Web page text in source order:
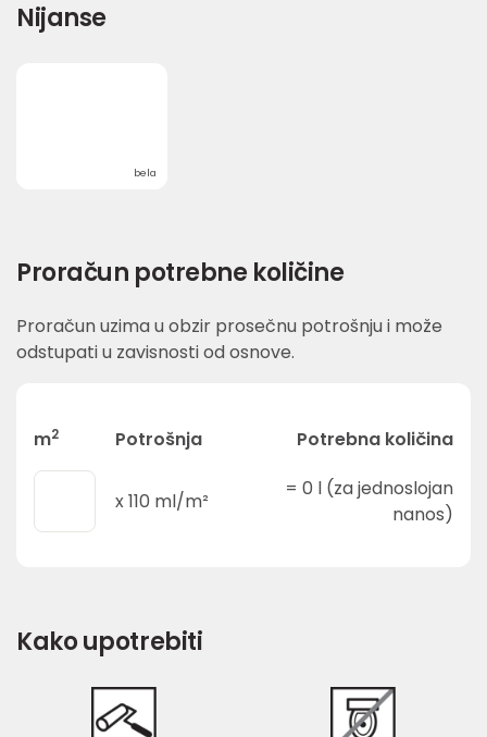
Nijanse
bela
Proračun potrebne količine
Proračun uzima u obzir prosečnu potrošnju i može
odstupati u zavisnosti od osnove.
m2 Potrošnja Potrebna količina
x110 ml/m²
= 0 l (za jednoslojan
nanos)
Kako upotrebiti